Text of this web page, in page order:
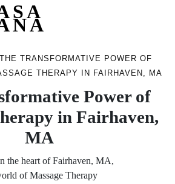
THE TRANSFORMATIVE POWER OF
THERAPY IN FAIRHAVEN, MA
Power of
in Fairhaven,
MA
the heart of Fairhaven, MA,
of Massage Therapy